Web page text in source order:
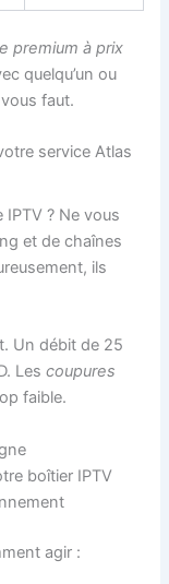
premium à prix
quelqu’un ou
faut.
service Atlas
? Ne vous
et de chaînes
ils
Un débit de 25
Lescoupures
faible.
boîtier IPTV
agir :